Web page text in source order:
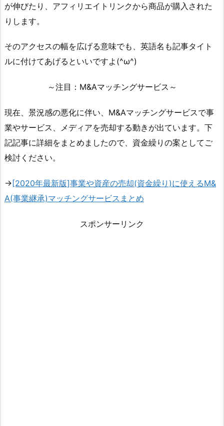
が伸びたり、アフィリエイトリンクから商品が購入された
りします。
そのアクセスの幅を広げる意味でも、英語名も記事タイト
ルに付けてあげるといいですよ(^ω^)
～注目：M&Aマッチングサービス～
現在、景況感の悪化に伴い、M&Aマッチングサービスで事
業やサービス、メディアを売却する動きが出ています。下
記記事に詳細をまとめましたので、資金繰りの案としてご
検討ください。
→[2020年最新版]事業や資産の売却(資金繰り)に使えるM&
A(事業継承)マッチングサービスまとめ
スポンサーリンク